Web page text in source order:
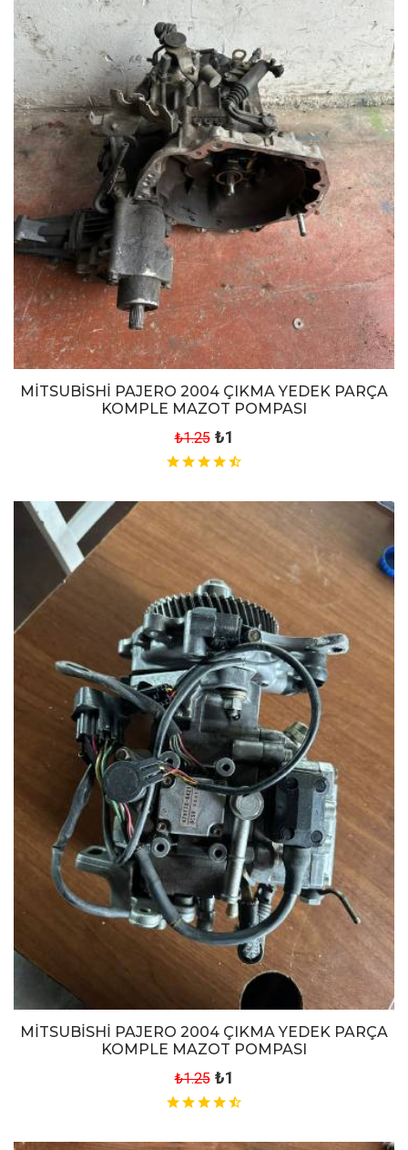
MİTSUBİSHİ PAJERO 2004 ÇIKMA YEDEK PARÇA
KOMPLE MAZOT POMPASI
₺1.25 ₺1
MİTSUBİSHİ PAJERO 2004 ÇIKMA YEDEK PARÇA
KOMPLE MAZOT POMPASI
₺1.25 ₺1